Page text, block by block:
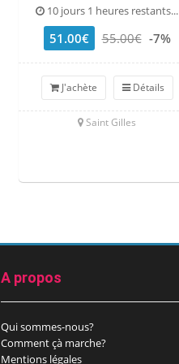
10 jours 1 heures restants...
51.00€ 55.00€ -7%
J'achète Détails
Saint Gilles
A propos
Qui sommes-nous?
Comment çà marche?
Mentions légales